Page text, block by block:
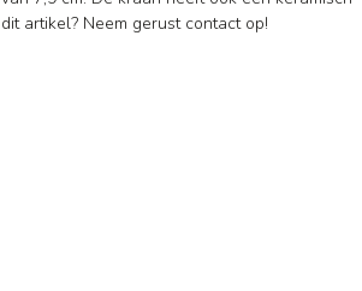
artikel? Neem gerust contact op!